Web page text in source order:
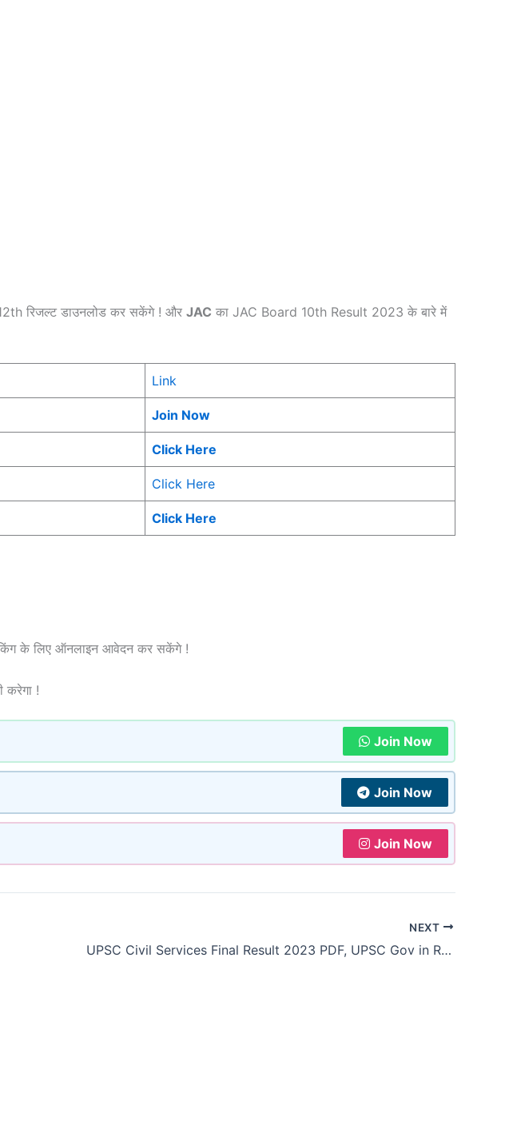
रिजल्ट डाउनलोड कर सकेंगे ! और JAC का JAC Board 10th Result 2023 के बारे में
Link
Join Now
Click Here
Click Here
Click Here
के लिए ऑनलाइन आवेदन कर सकेंगे !
करेगा !
Join Now
Join Now
Join Now
NEXT
UPSC Civil Services Final Result 2023 PDF, UPSC Gov in Result Selection List Download